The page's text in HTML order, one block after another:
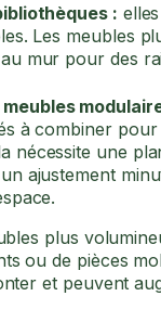
:
Les meubles
mur pour des
à combiner
nécessite une
ajustement
plus
ou de pièces
et peuvent